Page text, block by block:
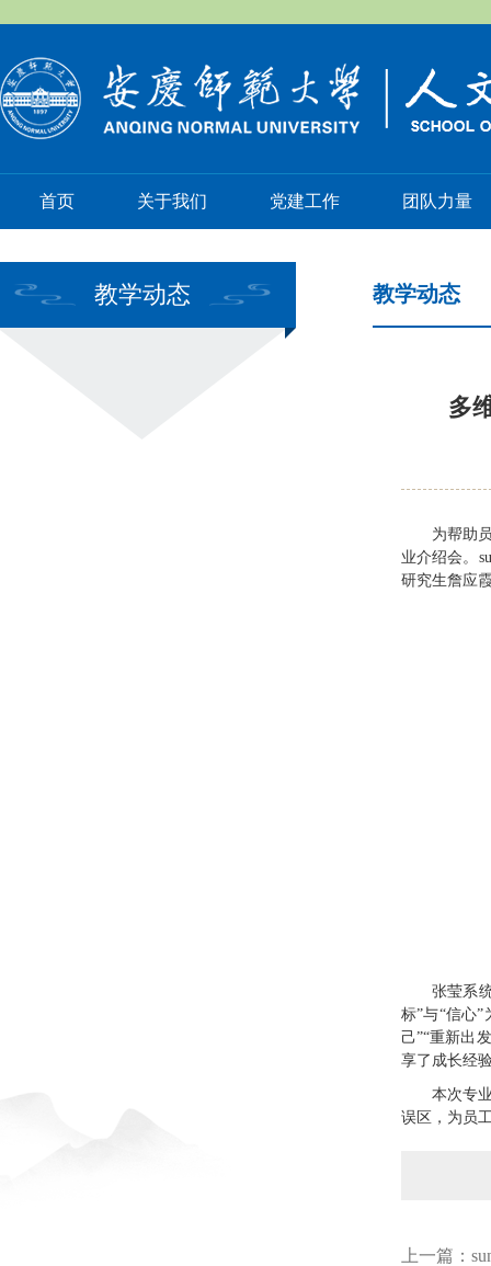
首页 关于我们 党建工作 团队力量
教学动态 教学动态
多
为帮助
业介绍会。
研究生詹应
张莹系
标”与“信心
己”“重新出
享了成长经
本次专
误区，为员
上一篇：